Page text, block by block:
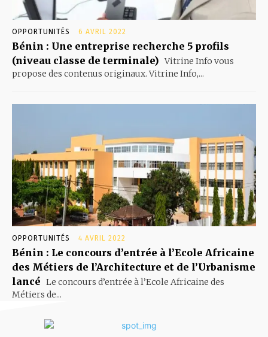
OPPORTUNITÉS 6 AVRIL 2022
Bénin : Une entreprise recherche 5 profils
(niveau classe de terminale) Vitrine Info vous
propose des contenus originaux. Vitrine Info,...
OPPORTUNITÉS 4 AVRIL 2022
Bénin : Le concours d’entrée à l’Ecole Africaine
des Métiers de l’Architecture et de l’Urbanisme
lancé Le concours d’entrée à l’Ecole Africaine des
Métiers de...